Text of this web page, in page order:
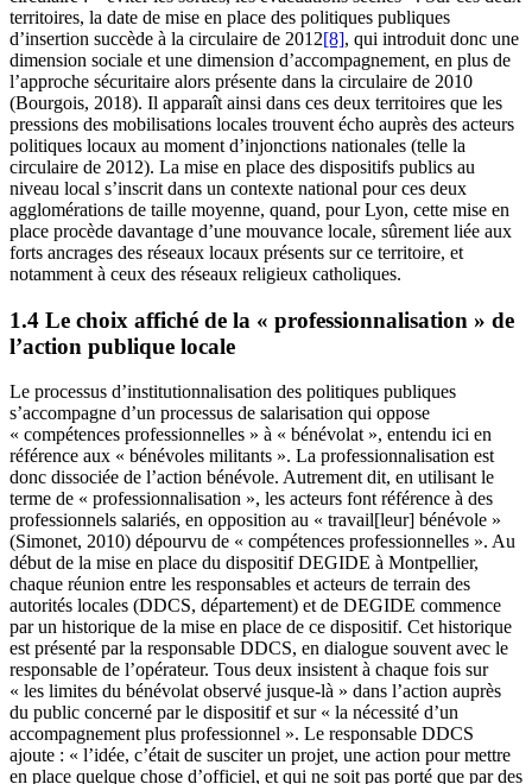
territoires, la date de mise en place des politiques publiques
d’insertion succède à la circulaire de 2012[8], qui introduit donc une
dimension sociale et une dimension d’accompagnement, en plus de
l’approche sécuritaire alors présente dans la circulaire de 2010
(Bourgois, 2018). Il apparaît ainsi dans ces deux territoires que les
pressions des mobilisations locales trouvent écho auprès des acteurs
politiques locaux au moment d’injonctions nationales (telle la
circulaire de 2012). La mise en place des dispositifs publics au
niveau local s’inscrit dans un contexte national pour ces deux
agglomérations de taille moyenne, quand, pour Lyon, cette mise en
place procède davantage d’une mouvance locale, sûrement liée aux
forts ancrages des réseaux locaux présents sur ce territoire, et
notamment à ceux des réseaux religieux catholiques.
1.4 Le choix affiché de la « professionnalisation » de
l’action publique locale
Le processus d’institutionnalisation des politiques publiques
s’accompagne d’un processus de salarisation qui oppose
« compétences professionnelles » à « bénévolat », entendu ici en
référence aux « bénévoles militants ». La professionnalisation est
donc dissociée de l’action bénévole. Autrement dit, en utilisant le
terme de « professionnalisation », les acteurs font référence à des
professionnels salariés, en opposition au « travail[leur] bénévole »
(Simonet, 2010) dépourvu de « compétences professionnelles ». Au
début de la mise en place du dispositif DEGIDE à Montpellier,
chaque réunion entre les responsables et acteurs de terrain des
autorités locales (DDCS, département) et de DEGIDE commence
par un historique de la mise en place de ce dispositif. Cet historique
est présenté par la responsable DDCS, en dialogue souvent avec le
responsable de l’opérateur. Tous deux insistent à chaque fois sur
« les limites du bénévolat observé jusque-là » dans l’action auprès
du public concerné par le dispositif et sur « la nécessité d’un
accompagnement plus professionnel ». Le responsable DDCS
ajoute : « l’idée, c’était de susciter un projet, une action pour mettre
en place quelque chose d’officiel, et qui ne soit pas porté que par des